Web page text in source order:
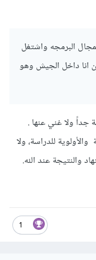
البرمجه واشتغل
داخل الجيش وهو
جداً ولا غني عنها .
للدراسة، ولا
والنتيجة عند الله.
1